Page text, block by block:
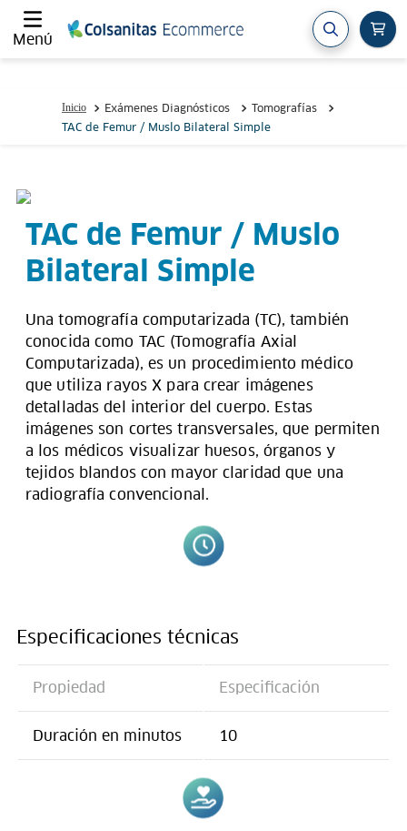
Menú
Exámenes Diagnósticos
Tomografías
TAC de Femur / Muslo Bilateral Simple
TAC de Femur / Muslo
Bilateral Simple
Una tomografía computarizada (TC), también
conocida como TAC (Tomografía Axial
Computarizada), es un procedimiento médico
que utiliza rayos X para crear imágenes
detalladas del interior del cuerpo. Estas
imágenes son cortes transversales, que permiten
a los médicos visualizar huesos, órganos y
tejidos blandos con mayor claridad que una
radiografía convencional.
Especificaciones técnicas
Propiedad Especificación
Duración en minutos 10